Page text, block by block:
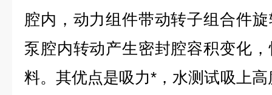
腔内，动力组件带动转子组合件
泵腔内转动产生密封腔容积变化
料。其优点是吸力*，水测试吸上